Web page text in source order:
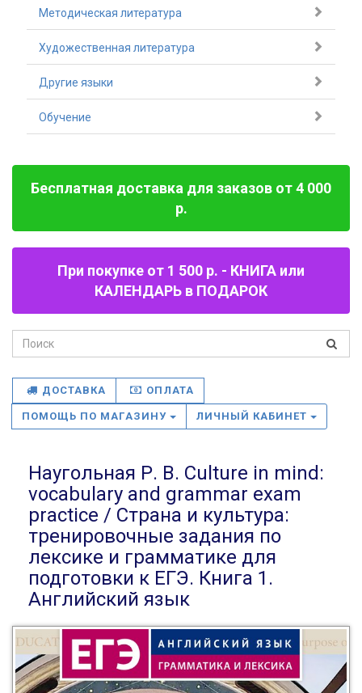
Методическая литература
Художественная литература
Другие языки
Обучение
Бесплатная доставка для заказов от 4 000
р.
При покупке от 1 500 р. - КНИГА или
КАЛЕНДАРЬ в ПОДАРОК
ДОСТАВКА ОПЛАТА
ПОМОЩЬ ПО МАГАЗИНУ ЛИЧНЫЙ КАБИНЕТ
Наугольная Р. В. Culture in mind:
vocabulary and grammar exam
practice / Страна и культура:
тренировочные задания по
лексике и грамматике для
подготовки к ЕГЭ. Книга 1.
Английский язык